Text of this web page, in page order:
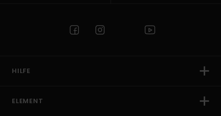
HILFE
ELEMENT